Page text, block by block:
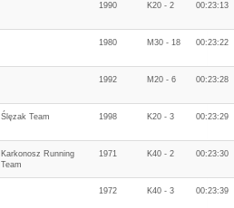
1990 K20 - 2 00:23:13
1980 M30 - 18 00:23:22
1992 M20 - 6 00:23:28
Ślęzak Team 1998 K20 - 3 00:23:29
Karkonosz Running
Team
1971 K40 - 2 00:23:30
1972 K40 - 3 00:23:39